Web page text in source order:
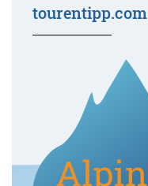
tourentipp.com